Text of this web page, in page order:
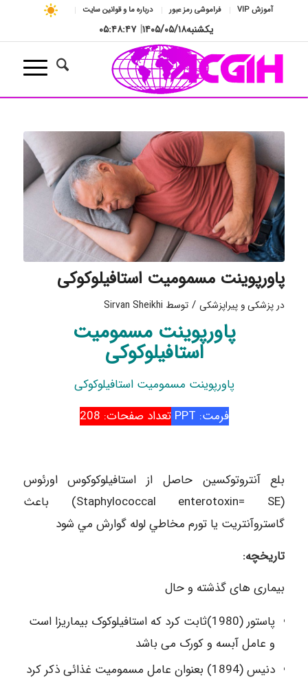
آموزش VIP فراموشی رمز عبور درباره ما و قوانین سایت
یکشنبه۱۴۰۵/۰۵/۱۸| ۰۵:۴۸:۴۷
پاورپوینت مسمومیت استافیلوکوکی
درپزشکی و پیراپزشکی / توسط Sirvan Sheikhi
پاورپوینت مسمومیت
استافیلوکوکی
پاورپوینت مسمومیت استافیلوکوکی
فرمت: PPT
تعداد صفحات: 208
بلع آنتروتوكسين حاصل از استافيلوكوكوس اورئوس
(Staphylococcal enterotoxin= SE) باعث
گاستروآنتريت يا تورم مخاطي لوله گوارش مي شود
تاریخچه:
بیماری های گذشته و حال
پاستور (1980)ثابت کرد که استافیلوکوک بیماریزا است
و عامل آبسه و کورک می باشد
دنیس (1894) بعنوان عامل مسمومیت غذائی ذکر کرد